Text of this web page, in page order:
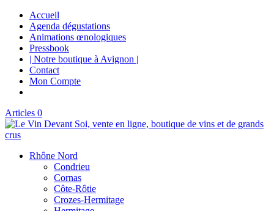
Accueil
Agenda dégustations
Animations œnologiques
Pressbook
| Notre boutique à Avignon |
Contact
Mon Compte
Articles 0
Rhône Nord
Condrieu
Cornas
Côte-Rôtie
Crozes-Hermitage